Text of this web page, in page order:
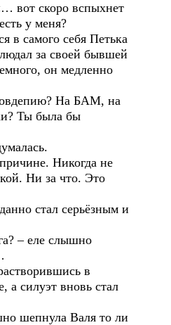
вот скоро вспыхнет
у меня?
в самого себя Петька
за своей бывшей
он медленно
На БАМ, на
Ты была бы
Никогда не
Ни за что. Это
стал серьёзным и
– еле слышно
в
силуэт вновь стал
шепнула Валя то ли